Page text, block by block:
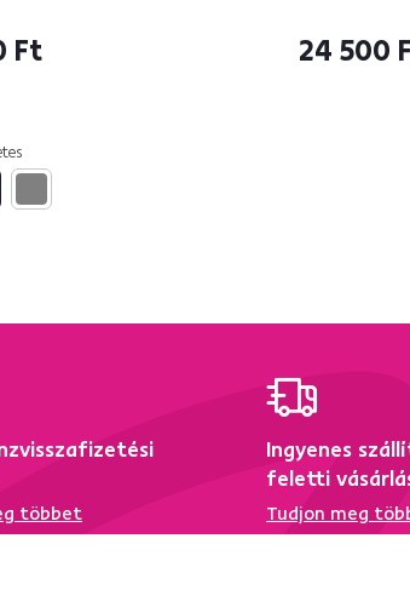
6 500 Ft
vásárolták együtt